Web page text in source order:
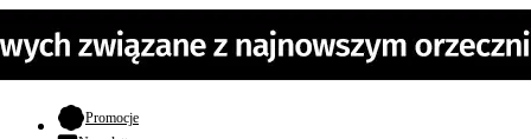
Promocje- otwiera się w nowej karcie